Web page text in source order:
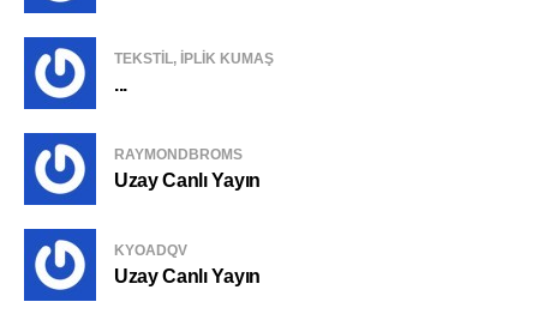
TEKSTIL, IPLIK KUMAŞ
...
RAYMONDBROMS
Uzay Canlı Yayın
KYOADQV
Uzay Canlı Yayın